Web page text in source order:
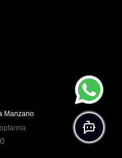
Manzano